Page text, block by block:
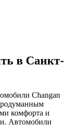
в Санкт-
Changan
комфорта и
Автомобили